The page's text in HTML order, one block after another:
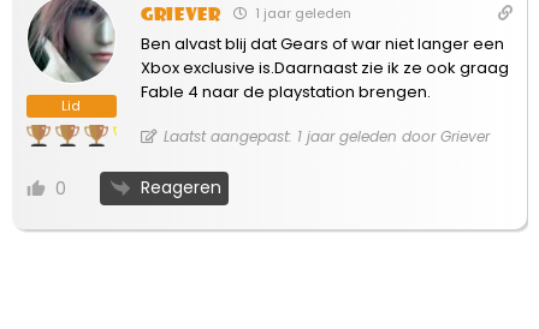
Lid
Griever 1 jaar geleden
Ben alvast blij dat Gears of war niet langer een
Xbox exclusive is.Daarnaast zie ik ze ook graag
Fable 4 naar de playstation brengen.
Laatst aangepast: 1 jaar geleden door Griever
0 Reageren